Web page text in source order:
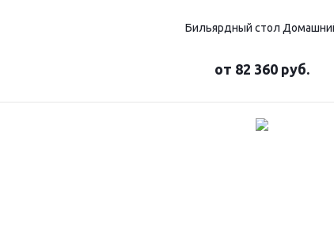
Бильярдный стол
от 82 360 руб.